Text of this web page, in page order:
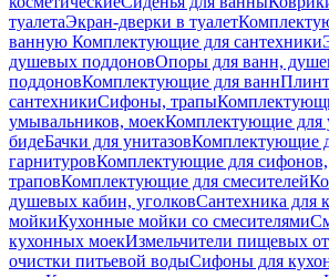
туалетаЭкран-дверки в туалет
ванную Комплектующие для сантехники
душевых поддоновОпоры для ванн,
поддоновКомплектующие для ванн
сантехникиСифоны, трапы
умывальников, моекКомплектующие для
бидеБачки для унитазовКомплектующие
гарнитуровКомплектующие для сифонов,
траповКомплектующие для смесителей
душевых кабин, уголковСантехника для
мойкиКухонные мойки со смесителями
кухонных моекИзмельчители пищевых
очистки питьевой водыСифоны для